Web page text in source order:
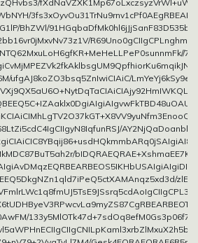
BhZWl/
ufgAJ8koZO3bsq5ZnIwiCIAiC/